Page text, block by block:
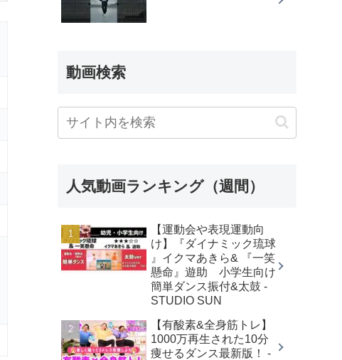
動画検索
人気動画ランキング（週間）
【運動会や表現運動向
け】『ダイナミック琉球
』イクマあきら& 『一笑
懸命』遊助 小学生向け
簡単ダンス振付&太鼓 -
STUDIO SUN
【有酸素&全身筋トレ】
1000万再生された10分
痩せるダンス最新版！ -